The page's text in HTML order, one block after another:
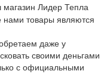
Лидер Тепла
нами товары являются
даже у
своими деньгами
с официальными